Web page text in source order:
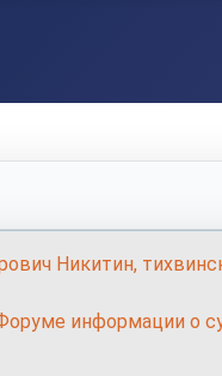
Никитин,
информации о